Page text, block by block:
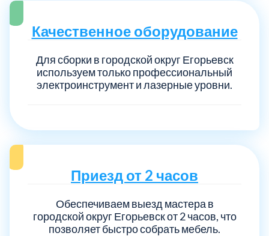
Качественное оборудование
Для сборки в городской округ Егорьевск
используем только профессиональный
электроинструмент и лазерные уровни.
Приезд от 2 часов
Обеспечиваем выезд мастера в
городской округ Егорьевск от 2 часов, что
позволяет быстро собрать мебель.